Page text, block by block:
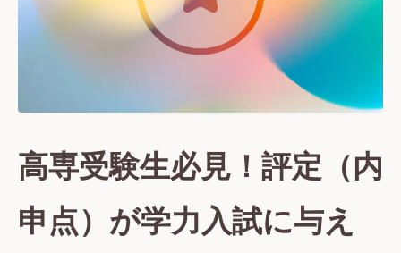
高専受験生必見！評定（内
申点）が学力入試に与え